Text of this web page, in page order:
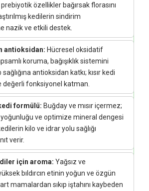
özellikler bağırsak florasını
kedilerin sindirim
nazik ve etkili destek.
antioksidan: Hücresel oksidatif
koruma, bağışıklık sistemini
antioksidan katkı; kısır kedi
değerli fonksiyonel katman.
kedi formülü: Buğday ve mısır içermez;
ve optimize mineral dengesi
kedilerin kilo ve idrar yolu sağlığı
verir.
için aroma: Yağsız ve
bıldırcın etinin yoğun ve özgün
mamalardan sıkıp iştahını kaybeden